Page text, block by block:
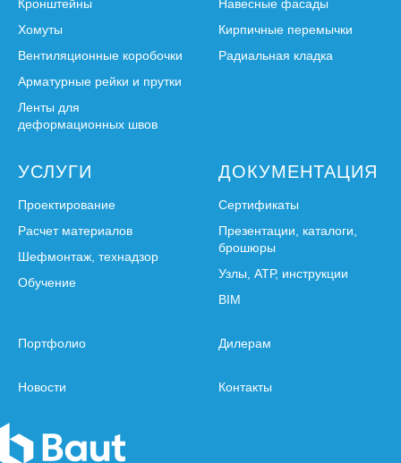
Кронштейны
Хомуты
Вентиляционные коробочки
Арматурные рейки и прутки
Ленты для
деформационных швов
Навесные фасады
Кирпичные перемычки
Радиальная кладка
УСЛУГИ
Проектирование
Расчет материалов
Шефмонтаж, технадзор
Обучение
ДОКУМЕНТАЦИЯ
Сертификаты
Презентации, каталоги,
брошюры
Узлы, АТР, инструкции
BIM
Портфолио Дилерам
Новости Контакты